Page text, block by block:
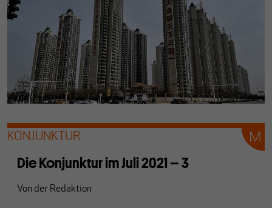
KONJUNKTUR
Die Konjunktur im Juli 2021 – 3
Von der Redaktion